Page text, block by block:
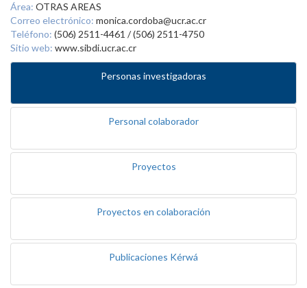
Área: OTRAS AREAS
Correo electrónico: monica.cordoba@ucr.ac.cr
Teléfono: (506) 2511-4461 / (506) 2511-4750
Sitio web: www.sibdi.ucr.ac.cr
Personas investigadoras
Personal colaborador
Proyectos
Proyectos en colaboración
Publicaciones Kérwá